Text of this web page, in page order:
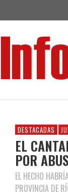
DESTACADAS
EL
POR
EL HECHO
PROVINCIA DE